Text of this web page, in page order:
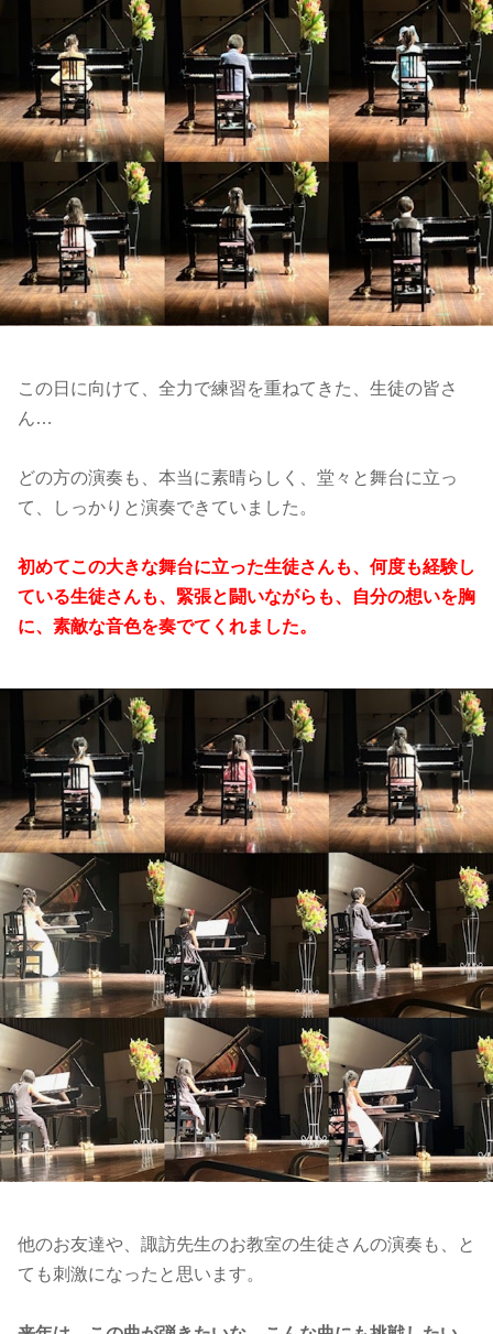
この日に向けて、全力で練習を重ねてきた、生徒の皆さ
ん…
どの方の演奏も、本当に素晴らしく、堂々と舞台に立っ
て、しっかりと演奏できていました。
初めてこの大きな舞台に立った生徒さんも、何度も経験し
ている生徒さんも、緊張と闘いながらも、自分の想いを胸
に、素敵な音色を奏でてくれました。
他のお友達や、諏訪先生のお教室の生徒さんの演奏も、と
ても刺激になったと思います。